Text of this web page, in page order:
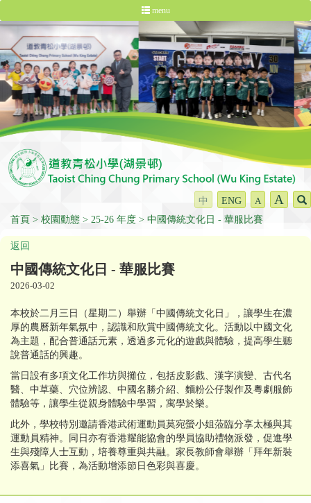
menu
中 ENG A A
首頁 校園動態 25-26 年度 中國傳統文化日 - 華服比賽
返回
中國傳統文化日 - 華服比賽
2026-03-02
本校於二月三日（星期二）舉辦「中國傳統文化日」，讓學生在濃
厚的農曆新年氣氛中，認識和欣賞中國傳統文化。活動以中國文化
為主題，配合普通話元素，透過多元化的遊戲與體驗，提高學生聽
說普通話的興趣。
當日設有多項文化工作坊與攤位，包括皮影戲、漢字演變、古代名
醫、中草藥、穴位辨認、中國名勝介紹、麵粉公仔製作及粵劇服飾
體驗等，讓學生從親身體驗中學習，寓學於樂。
此外，學校特別邀請香港武術運動員莫宛螢小姐蒞臨分享太極與其
運動員精神。同日亦有香港耀能協會的學員協助禮物派發，促進學
生與殘障人士互動，培養尊重與共融。家長教師會舉辦「拜年新裝
添喜氣」比賽，為活動增添節日色彩與喜慶。